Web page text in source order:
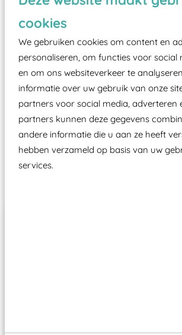
cookies
We gebruiken cookies om content en
personaliseren, om functies voor social
en om ons websiteverkeer te
informatie over uw gebruik van onze
partners voor social media, adverteren
partners kunnen deze gegevens
andere informatie die u aan ze heeft
hebben verzameld op basis van uw
services.
zoals kunstgras, rubber tegels of
Elk speeltoestel in de openbare
moet zijn van een typekeuring, -
certificering, uitgegeven door een
aangewezen keuringsinstantie?
Wij ook speeltoestellen kunnen
ze toch binnen het
Speeltoestellen vallen?